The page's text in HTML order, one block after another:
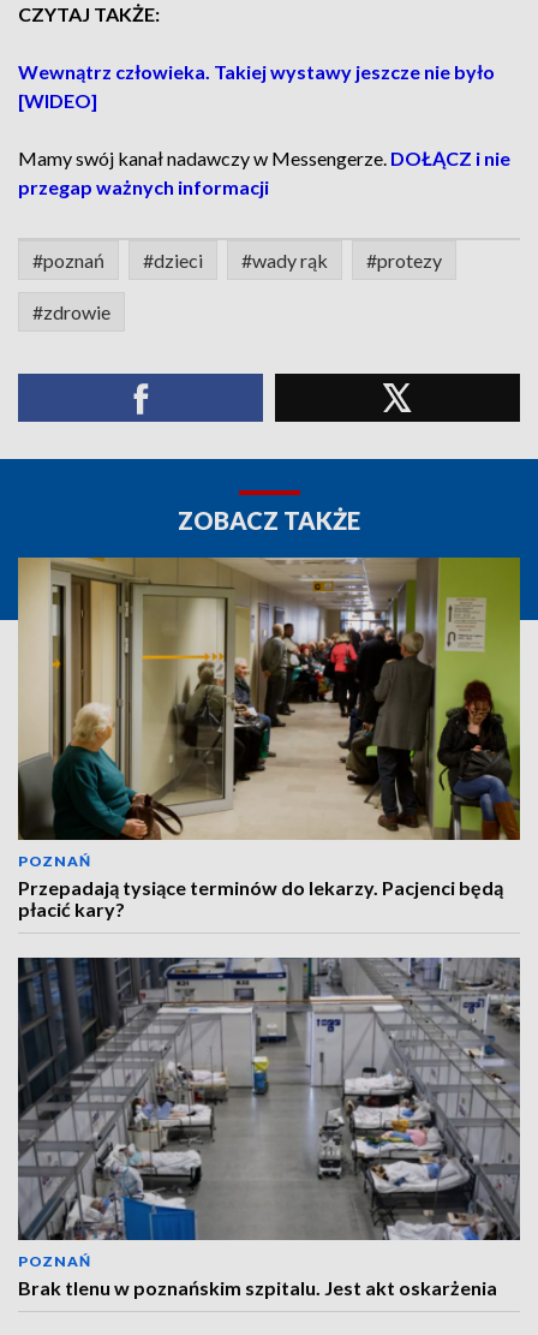
CZYTAJ TAKŻE:
Wewnątrz człowieka. Takiej wystawy jeszcze nie było
[WIDEO]
Mamy swój kanał nadawczy w Messengerze. DOŁĄCZ i nie
przegap ważnych informacji
#poznań #dzieci #wady rąk #protezy
#zdrowie
ZOBACZ TAKŻE
POZNAŃ
Przepadają tysiące terminów do lekarzy. Pacjenci będą
płacić kary?
POZNAŃ
Brak tlenu w poznańskim szpitalu. Jest akt oskarżenia